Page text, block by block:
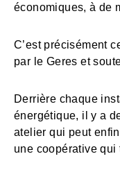
économiques, à de
C’est précisément
par le Geres et
Derrière chaque
énergétique, il y a
atelier qui peut
une coopérative qui